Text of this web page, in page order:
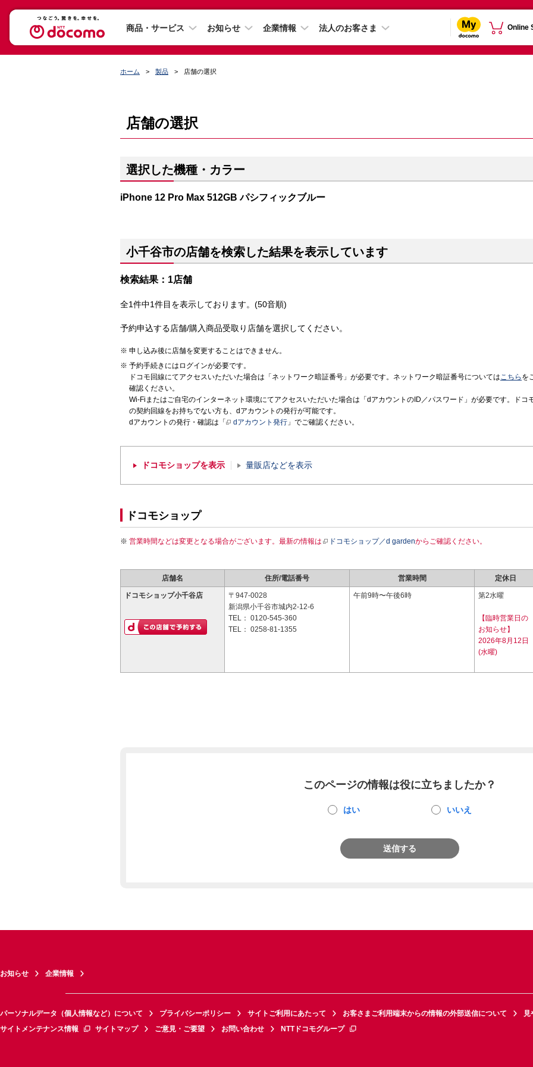
商品・サービス お知らせ 企業情報 法人のお客さま Online
ホーム 製品 店舗の選択
店舗の選択
選択した機種・カラー
iPhone 12 Pro Max 512GB パシフィックブルー
小千谷市の店舗を検索した結果を表示しています
検索結果：1店舗
全1件中1件目を表示しております。(50音順)
予約申込する店舗/購入商品受取り店舗を選択してください。
申し込み後に店舗を変更することはできません。
予約手続きにはログインが必要です。
ドコモ回線にてアクセスいただいた場合は「ネットワーク暗証番号」が必要です。ネットワーク暗証番号についてはこちら を
確認ください。
Wi-Fiまたはご自宅のインターネット環境にてアクセスいただいた場合は「dアカウントのID／パスワード」が必要です。ドコ
の契約回線をお持ちでない方も、dアカウントの発行が可能です。
dアカウントの発行・確認は「
dアカウント発行 」でご確認ください。
ドコモショップを表示 量販店などを表示
ドコモショップ
営業時間などは変更となる場合がございます。最新の情報は ドコモショップ／d gardenからご確認ください。
店舗名 住所/電話番号 営業時間 定休日
ドコモショップ小千谷店
〒947-0028
新潟県小千谷市城内2-12-6
TEL： 0120-545-360
TEL： 0258-81-1355
午前9時〜午後6時 第2水曜
【臨時営業日の
お知らせ】
2026年8月12日
(水曜)
このページの情報は役に立ちましたか？
はい いいえ
送信する
お知らせ 企業情報
パーソナルデータ（個人情報など）について プライバシーポリシー サイトご利用にあたって お客さまご利用端末からの情報の外部送信について
見
サイトメンテナンス情報
サイトマップ ご意見・ご要望 お問い合わせ NTTドコモグループ